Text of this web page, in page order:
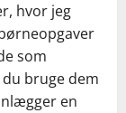
hvor jeg
som
bruge dem
en